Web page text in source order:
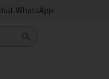
WhatsApp